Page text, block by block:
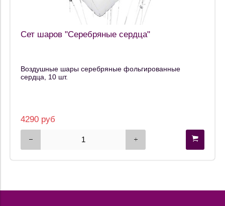
Сет шаров "Серебряные сердца"
Воздушные шары серебряные фольгированные
сердца, 10 шт.
4290 руб